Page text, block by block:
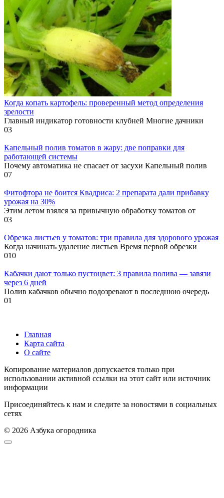
Когда копать картофель: проверенный метод определения
зрелости
Главный индикатор готовности клубней Многие дачники
03
Капельный полив томатов в жару: две поправки для
работающей системы
Почему автоматика не спасает от засухи Капельный полив
07
Фитофтора не боится Квадриса: 2 препарата дали прибавку
урожая на 30%
Этим летом взялся за привычную обработку томатов от
03
Обрезка листьев у томатов: три правила для здорового урожая
Когда начинать удаление листьев Время первой обрезки
010
Кабачки дают только пустоцвет: 3 правила полива — завязи
через 6 дней
Полив кабачков обычно подозревают в последнюю очередь
01
Главная
Карта сайта
О сайте
Копирование материалов допускается только при
использовании активной ссылки на этот сайт или источник
информации
Присоединяйтесь к нам и следите за новостями в социальных
сетях
© 2026 Азбука огородника